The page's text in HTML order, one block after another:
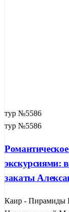
тур №5586
тур №5586
экскурсиями:
закаты
Каир - Пирамиды